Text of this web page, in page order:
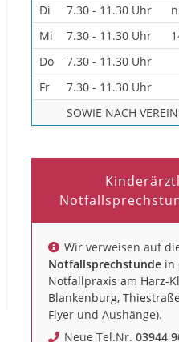
Di
7.30 - 11.30 Uhr
Mi
7.30 - 11.30 Uhr
Do
7.30 - 11.30 Uhr
Fr
7.30 - 11.30 Uhr
SOWIE NACH
Wir verweisen auf
Notfallsprechstunde in
Notfallpraxis am Harz-
Blankenburg,
Flyer und Aushänge).
Neue Tel.Nr.03944